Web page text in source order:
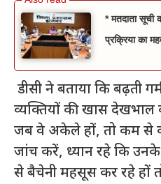
* मतदाता सूची
प्रक्रिया का
डीसी ने बताया कि बढ़ती
व्यक्तियों की खास देखभाल
जब वे अकेले हों, तो कम से
जांच करें, ध्यान रहे कि उनके
से बैचेनी महसूस कर रहे हों